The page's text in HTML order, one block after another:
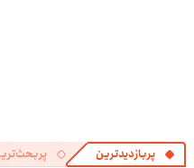
پربازدیدترین